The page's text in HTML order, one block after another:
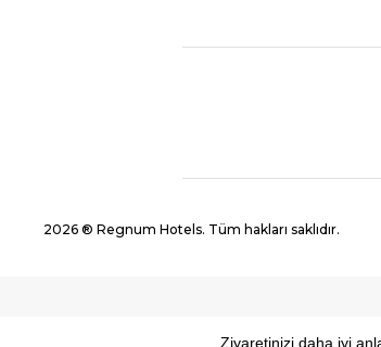
2026 ® Regnum Hotels. Tüm hakları saklıdır.